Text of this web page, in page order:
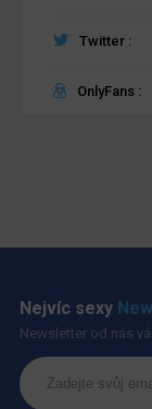
Twitter :
OnlyFans :
Nejvíc sexy
Newsletter od nás